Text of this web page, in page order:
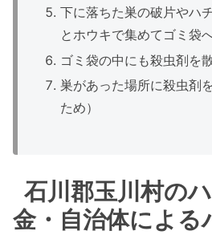
下に落ちた巣の破片やハ
とホウキで集めてゴミ袋
ゴミ袋の中にも殺虫剤を
巣があった場所に殺虫剤
ため）
石川郡玉川村の
金・自治体による